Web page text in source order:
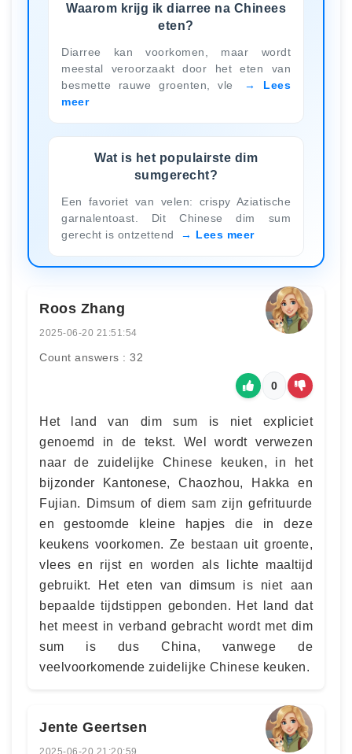
Waarom krijg ik diarree na Chinees
eten?
Diarree kan voorkomen, maar wordt
meestal veroorzaakt door het eten van
besmette rauwe groenten, vle
Lees
meer
Wat is het populairste dim
sumgerecht?
Een favoriet van velen: crispy Aziatische
garnalentoast. Dit Chinese dim sum
gerecht is ontzettend
Lees meer
Roos Zhang
2025-06-20 21:51:54
Count answers : 32
0
Het land van dim sum is niet expliciet
genoemd in de tekst. Wel wordt verwezen
naar de zuidelijke Chinese keuken, in het
bijzonder Kantonese, Chaozhou, Hakka en
Fujian. Dimsum of diem sam zijn gefrituurde
en gestoomde kleine hapjes die in deze
keukens voorkomen. Ze bestaan uit groente,
vlees en rijst en worden als lichte maaltijd
gebruikt. Het eten van dimsum is niet aan
bepaalde tijdstippen gebonden. Het land dat
het meest in verband gebracht wordt met dim
sum is dus China, vanwege de
veelvoorkomende zuidelijke Chinese keuken.
Jente Geertsen
2025-06-20 21:20:59